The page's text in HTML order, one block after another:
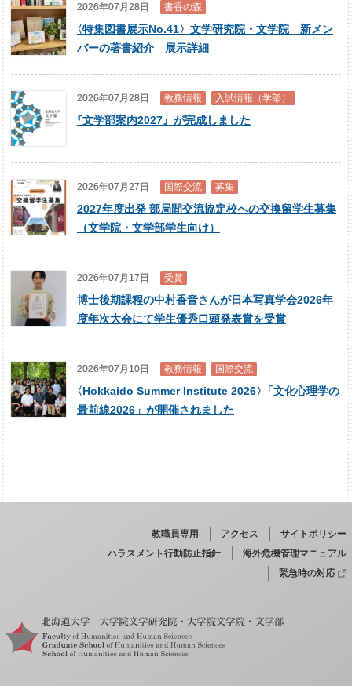
2026年07月28日 書香の森
〈特集図書展示No.41〉文学研究院・文学院 新メン
バーの著書紹介 展示詳細
2026年07月28日 教務情報 入試情報（学部）
『文学部案内2027』が完成しました
2026年07月27日 国際交流 募集
2027年度出発 部局間交流協定校への交換留学生募集
（文学院・文学部学生向け）
2026年07月17日 受賞
博士後期課程の中村香音さんが日本写真学会2026年
度年次大会にて学生優秀口頭発表賞を受賞
2026年07月10日 教務情報 国際交流
〈Hokkaido Summer Institute 2026〉
「文化心理学の
最前線2026」が開催されました
教職員専用 アクセス
サイトポリシー
ハラスメント行動防止指針
海外危機管理マニュアル
緊急時の対応